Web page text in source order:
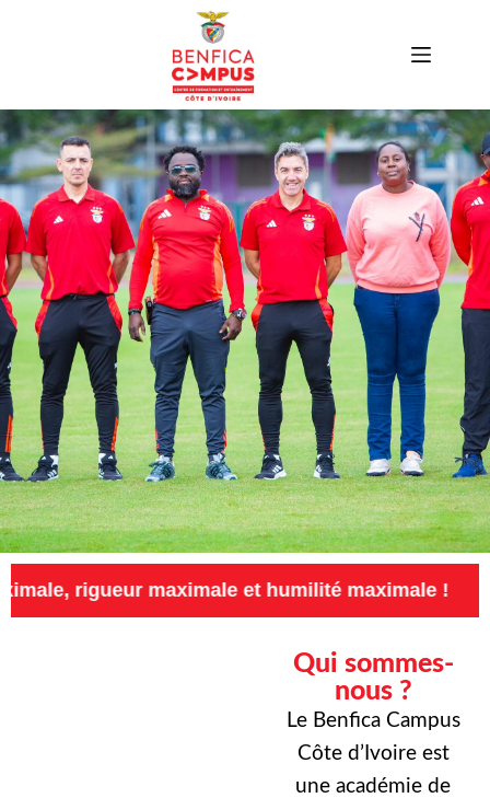
maximale et humilité maximale !
Qui sommes-
nous ?
Le Benfica Campus
Côte d’Ivoire est
une académie de